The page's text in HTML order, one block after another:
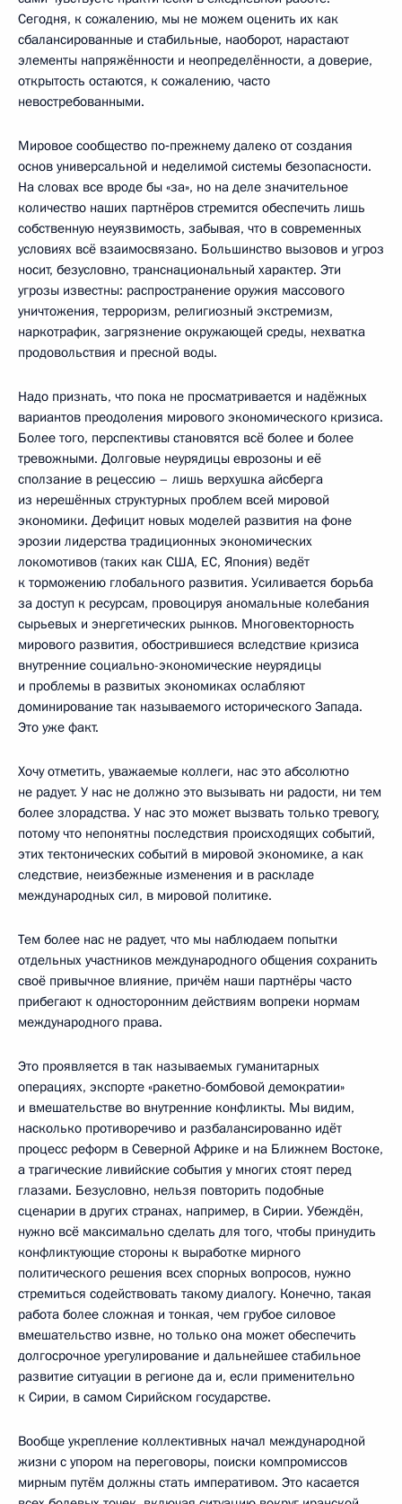
Сегодня, к сожалению, мы не можем оценить их как
сбалансированные и стабильные, наоборот, нарастают
элементы напряжённости и неопределённости, а доверие,
открытость остаются, к сожалению, часто
невостребованными.
Мировое сообщество по‑прежнему далеко от создания
основ универсальной и неделимой системы безопасности.
На словах все вроде бы «за», но на деле значительное
количество наших партнёров стремится обеспечить лишь
собственную неуязвимость, забывая, что в современных
условиях всё взаимосвязано. Большинство вызовов и угроз
носит, безусловно, транснациональный характер. Эти
угрозы известны: распространение оружия массового
уничтожения, терроризм, религиозный экстремизм,
наркотрафик, загрязнение окружающей среды, нехватка
продовольствия и пресной воды.
Надо признать, что пока не просматривается и надёжных
вариантов преодоления мирового экономического кризиса.
Более того, перспективы становятся всё более и более
тревожными. Долговые неурядицы еврозоны и её
сползание в рецессию – лишь верхушка айсберга
из нерешённых структурных проблем всей мировой
экономики. Дефицит новых моделей развития на фоне
эрозии лидерства традиционных экономических
локомотивов (таких как США, ЕС, Япония) ведёт
к торможению глобального развития. Усиливается борьба
за доступ к ресурсам, провоцируя аномальные колебания
сырьевых и энергетических рынков. Многовекторность
мирового развития, обострившиеся вследствие кризиса
внутренние социально-экономические неурядицы
и проблемы в развитых экономиках ослабляют
доминирование так называемого исторического Запада.
Это уже факт.
Хочу отметить, уважаемые коллеги, нас это абсолютно
не радует. У нас не должно это вызывать ни радости, ни тем
более злорадства. У нас это может вызвать только тревогу,
потому что непонятны последствия происходящих событий,
этих тектонических событий в мировой экономике, а как
следствие, неизбежные изменения и в раскладе
международных сил, в мировой политике.
Тем более нас не радует, что мы наблюдаем попытки
отдельных участников международного общения сохранить
своё привычное влияние, причём наши партнёры часто
прибегают к односторонним действиям вопреки нормам
международного права.
Это проявляется в так называемых гуманитарных
операциях, экспорте «ракетно-бомбовой демократии»
и вмешательстве во внутренние конфликты. Мы видим,
насколько противоречиво и разбалансированно идёт
процесс реформ в Северной Африке и на Ближнем Востоке,
а трагические ливийские события у многих стоят перед
глазами. Безусловно, нельзя повторить подобные
сценарии в других странах, например, в Сирии. Убеждён,
нужно всё максимально сделать для того, чтобы принудить
конфликтующие стороны к выработке мирного
политического решения всех спорных вопросов, нужно
стремиться содействовать такому диалогу. Конечно, такая
работа более сложная и тонкая, чем грубое силовое
вмешательство извне, но только она может обеспечить
долгосрочное урегулирование и дальнейшее стабильное
развитие ситуации в регионе да и, если применительно
к Сирии, в самом Сирийском государстве.
Вообще укрепление коллективных начал международной
жизни с упором на переговоры, поиски компромиссов
мирным путём должны стать императивом. Это касается